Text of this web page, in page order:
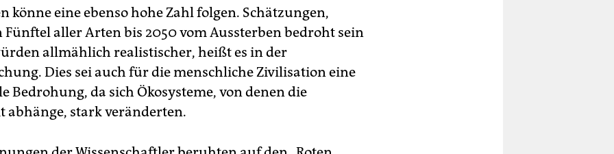
könne eine ebenso hohe Zahl folgen. Schätzungen,
Fünftel aller Arten bis 2050 vom Aussterben bedroht sein
allmählich realistischer, heißt es in der
Dies sei auch für die menschliche Zivilisation eine
Bedrohung, da sich Ökosysteme, von denen die
abhänge, stark veränderten.